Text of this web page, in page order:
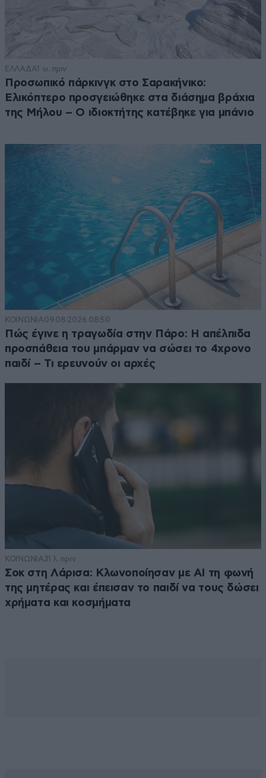
ΕΛΛΑΔΑ1 ω. πριν
Προσωπικό πάρκινγκ στο Σαρακήνικο:
Ελικόπτερο προσγειώθηκε στα διάσημα βράχια
της Μήλου – Ο ιδιοκτήτης κατέβηκε για μπάνιο
ΚΟΙΝΩΝΙΑ09·08·2026 08:50
Πώς έγινε η τραγωδία στην Πάρο: Η απέλπιδα
προσπάθεια του μπάρμαν να σώσει το 4χρονο
παιδί – Τι ερευνούν οι αρχές
ΚΟΙΝΩΝΙΑ31 λ. πριν
Σοκ στη Λάρισα: Κλωνοποίησαν με AI τη φωνή
της μητέρας και έπεισαν το παιδί να τους δώσει
χρήματα και κοσμήματα